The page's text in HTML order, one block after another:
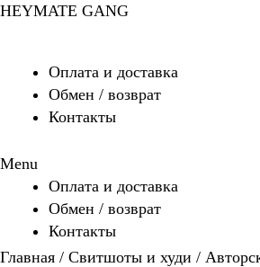
Перейти
HEYMATE GANG
Оплата и доставка
Обмен / возврат
Контакты
Menu
Оплата и доставка
Обмен / возврат
Контакты
Главная / Свитшоты и худи /